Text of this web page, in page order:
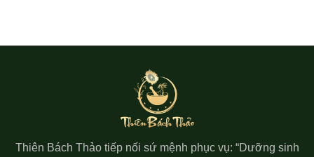
Thiên Bách Thảo tiếp nối sứ mệnh phục vụ: “Dưỡng sinh